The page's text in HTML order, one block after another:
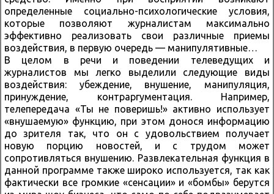
определенные социально-психологические условия,
которые позволяют журналистам максимально
эффективно реализовать свои различные приемы
воздействия, в первую очередь — манипулятивные…
В целом в речи и поведении телеведущих и
журналистов мы легко выделили следующие виды
воздействия: убеждение, внушение, манипуляция,
принуждение, контраргументация. Например,
телепередача «Ты не поверишь!» активно использует
«внушаемую» функцию, при этом донося информацию
до зрителя так, что он с удовольствием получает
новую порцию новостей, и с трудом может
сопротивляться внушению. Развлекательная функция в
данной программе также широко используется, так как
фактически все громкие «сенсации» и «бомбы» берутся